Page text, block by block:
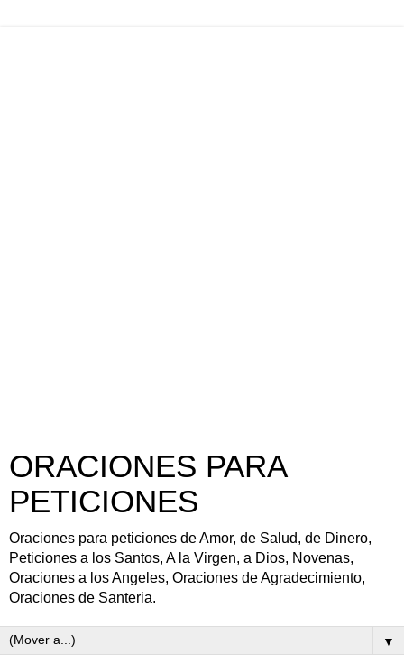
ORACIONES PARA
PETICIONES
Oraciones para peticiones de Amor, de Salud, de Dinero,
Peticiones a los Santos, A la Virgen, a Dios, Novenas,
Oraciones a los Angeles, Oraciones de Agradecimiento,
Oraciones de Santeria.
▼